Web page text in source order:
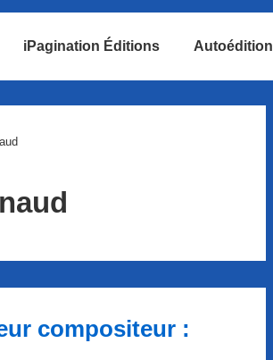
iPagination Éditions Autoédition
compositeur :